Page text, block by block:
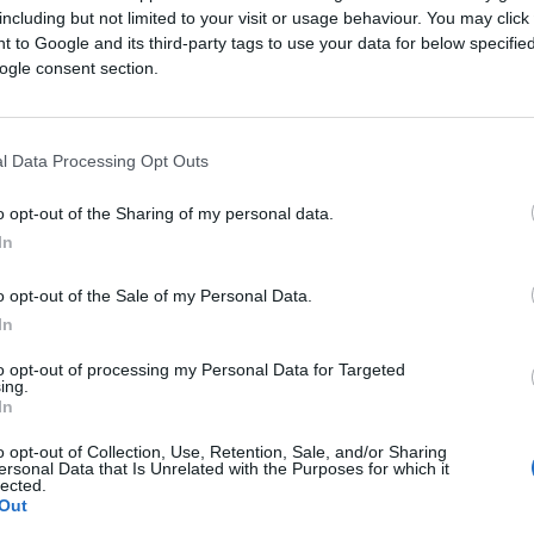
but not limited to your visit or usage behaviour. You may
to Google and its third-party tags to use your data for below
consent section.
Data Processing Opt Outs
opt-out of the Sharing of my personal data.
opt-out of the Sale of my Personal Data.
opt-out of processing my Personal Data for Targeted
opt-out of Collection, Use, Retention, Sale, and/or Sharing
Data that Is Unrelated with the Purposes for which it
Država, govoreći za Federalnu televiziju
i Bosne i Hercegovine, izrazio je ozbiljne
izgradnje gasovoda.
ljudima koji stoje iza kompanije,
administracije američkog predsjednika
činjenica da kompanija AAFS LLC posao nije
konstrukcije, nije poznata nikome.
i Hercegovinu može skupo koštati u skorijoj